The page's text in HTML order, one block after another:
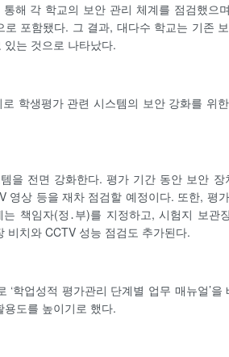
해 각 학교의 보안 관리 체계를 점검했으
로 포함됐다. 그 결과, 대다수 학교는 기존
는 것으로 나타났다.
학생평가 관련 시스템의 보안 강화를 위
을 전면 강화한다. 평가 기간 동안 보안
영상 등을 재차 점검할 예정이다. 또한, 평
책임자(정․부)를 지정하고, 시험지 보관
비치와 CCTV 성능 점검도 추가된다.
‘학업성적 평가관리 단계별 업무 매뉴얼’
도를 높이기로 했다.